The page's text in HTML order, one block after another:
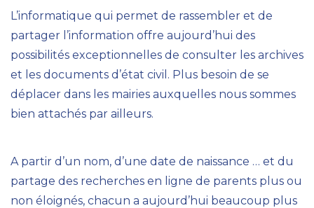
L’informatique qui permet de rassembler et de
partager l’information offre aujourd’hui des
possibilités exceptionnelles de consulter les archives
et les documents d’état civil. Plus besoin de se
déplacer dans les mairies auxquelles nous sommes
bien attachés par ailleurs.
A partir d’un nom, d’une date de naissance … et du
partage des recherches en ligne de parents plus ou
non éloignés, chacun a aujourd’hui beaucoup plus